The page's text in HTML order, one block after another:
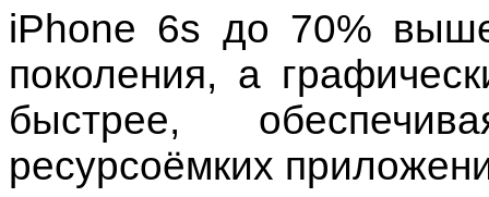
iPhone 6s до 70%
поколения, а
быстрее,
ресурсоёмких